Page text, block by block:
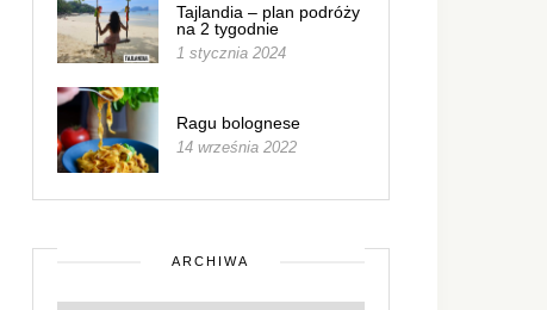
Tajlandia – plan podróży
na 2 tygodnie
1 stycznia 2024
Ragu bolognese
14 września 2022
ARCHIWA